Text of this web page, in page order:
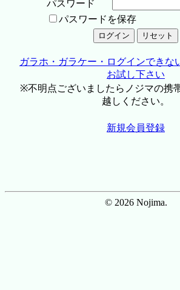
パスワード
パスワードを保存
ガラホ・ガラケー・ログインできな
お試し下さい
※不明点ございましたらノジマの携
越しください。
新規会員登録
© 2026 Nojima.